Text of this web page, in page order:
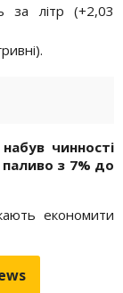
за літр (+2,03
чинності
з 7% до
економити